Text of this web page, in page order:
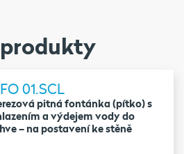
01.SCL
pitná fontánka (pítko) s
a výdejem vody do
– na postavení ke stěně